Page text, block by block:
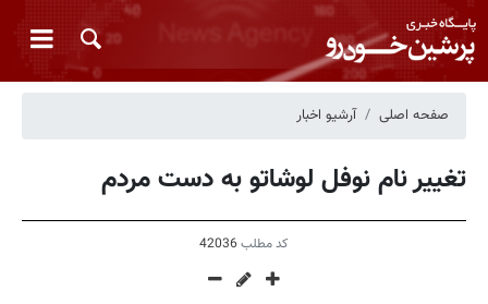
صفحه اصلی آرشیو اخبار
تغییر نام‌ نوفل‌ لوشاتو به‌ دست‌ مردم
کد مطلب 42036